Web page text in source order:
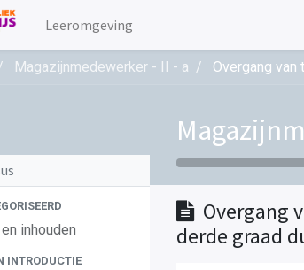
Leeromgeving
Magazijnmedewerker - II - a Overgang van
inhouden
INTRODUCTIE
Overgang
derde graad